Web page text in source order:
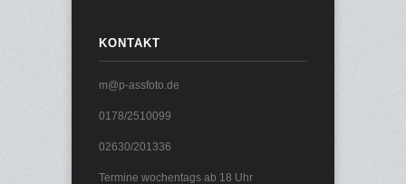
KONTAKT
m@p-assfoto.de
0178/2510099
02630/201336
Termine wochentags ab 18 Uhr